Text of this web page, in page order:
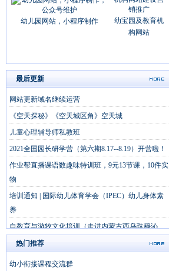
幼儿园网站，小程序制作
幼宝园及教育机
构网站
最后更新
网站更新域名继续运营
《空天探秘》《空天城区角》空天城
儿童心理辅导师私教班
2021全国园长研学营（第六期8.17--8.19）开营啦！
作业帮直播课语数趣味特训班，9元13节课，10件实
物
培训通知 | 国际幼儿体育学会（IPEC）幼儿身体素
养
自教育与游牧文化培训（走进内蒙古西乌珠穆沁
旗）
热门推荐
幼小衔接课程交流群